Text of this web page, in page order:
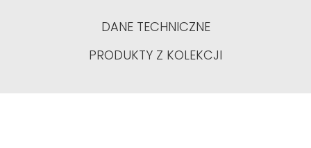
DANE TECHNICZNE
PRODUKTY Z KOLEKCJI